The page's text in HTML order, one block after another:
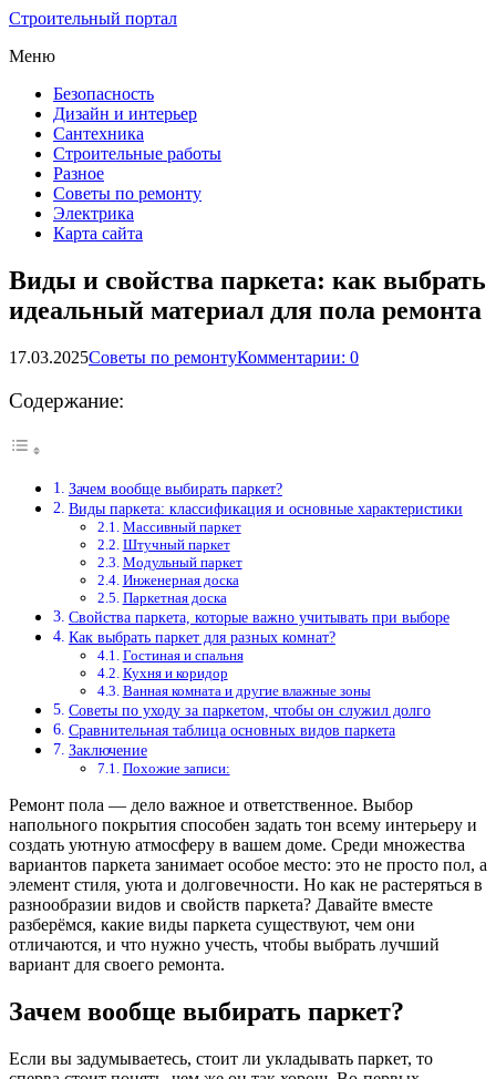
Строительный портал
Меню
Безопасность
Дизайн и интерьер
Сантехника
Строительные работы
Разное
Советы по ремонту
Электрика
Карта сайта
Виды и свойства паркета: как выбрать
идеальный материал для пола ремонта
17.03.2025Советы по ремонтуКомментарии: 0
Содержание:
Зачем вообще выбирать паркет?
Виды паркета: классификация и основные характеристики
Массивный паркет
Штучный паркет
Модульный паркет
Инженерная доска
Паркетная доска
Свойства паркета, которые важно учитывать при выборе
Как выбрать паркет для разных комнат?
Гостиная и спальня
Кухня и коридор
Ванная комната и другие влажные зоны
Советы по уходу за паркетом, чтобы он служил долго
Сравнительная таблица основных видов паркета
Заключение
Похожие записи:
Ремонт пола — дело важное и ответственное. Выбор
напольного покрытия способен задать тон всему интерьеру и
создать уютную атмосферу в вашем доме. Среди множества
вариантов паркета занимает особое место: это не просто пол, а
элемент стиля, уюта и долговечности. Но как не растеряться в
разнообразии видов и свойств паркета? Давайте вместе
разберёмся, какие виды паркета существуют, чем они
отличаются, и что нужно учесть, чтобы выбрать лучший
вариант для своего ремонта.
Зачем вообще выбирать паркет?
Если вы задумываетесь, стоит ли укладывать паркет, то